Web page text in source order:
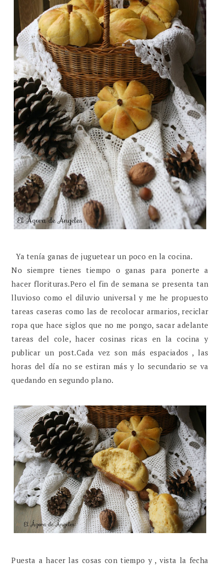
Ya tenía ganas de juguetear un poco en la cocina.
No siempre tienes tiempo o ganas para ponerte a
hacer florituras.Pero el fin de semana se presenta tan
lluvioso como el diluvio universal y me he propuesto
tareas caseras como las de recolocar armarios, reciclar
ropa que hace siglos que no me pongo, sacar adelante
tareas del cole, hacer cosinas ricas en la cocina y
publicar un post.Cada vez son más espaciados , las
horas del día no se estiran más y lo secundario se va
quedando en segundo plano.
Puesta a hacer las cosas con tiempo y , vista la fecha